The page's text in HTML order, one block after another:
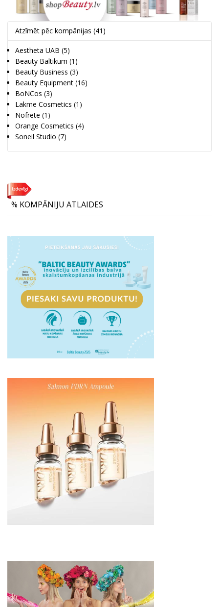
Atzīmēt pēc kompānijas (41)
Aestheta UAB (5)
Beauty Baltikum (1)
Beauty Business (3)
Beauty Equipment (16)
BoNCos (3)
Lakme Cosmetics (1)
Nofrete (1)
Orange Cosmetics (4)
Soneil Studio (7)
% KOMPĀNIJU ATLAIDES